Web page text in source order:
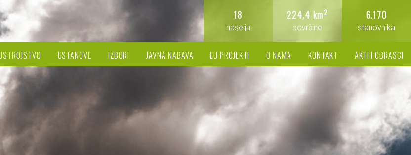
6.170
stanovnika
224,4 km2
površine
18
naselja
USTANOVE IZBORI JAVNA NABAVA EU PROJEKTI O NAMA KONTAKT AKTI I OBRASCI